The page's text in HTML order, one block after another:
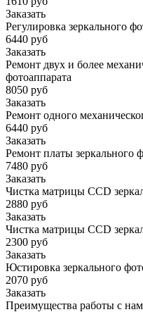
Заказать
Регулировка зеркального
6440 руб
Заказать
Ремонт двух и более
фотоаппарата
8050 руб
Заказать
Ремонт одного
6440 руб
Заказать
Ремонт платы зеркального
7480 руб
Заказать
Чистка матрицы CCD
2880 руб
Заказать
Чистка матрицы CCD
2300 руб
Заказать
Юстировка зеркального
2070 руб
Заказать
Преимущества работы с